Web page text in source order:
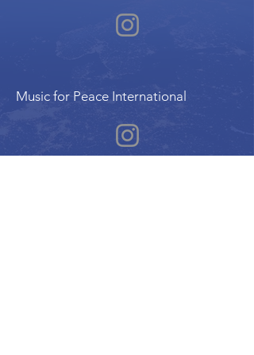
Music for Peace International